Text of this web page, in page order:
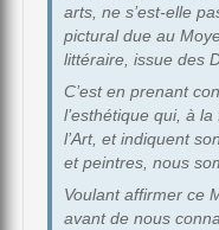
arts, ne s’est-elle
pictural due au
littéraire, issue des
C’est en prenant
l’esthétique qui, à
l’Art, et indiquent
et peintres, nous
Voulant affirmer ce
avant de nous